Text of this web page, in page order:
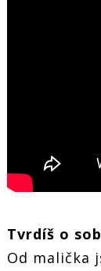
Tvrdíš o
Od malička